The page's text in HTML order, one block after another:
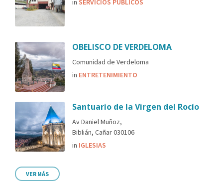
in SERVICIOS PÚBLICOS
OBELISCO DE VERDELOMA
Comunidad de Verdeloma
in ENTRETENIMIENTO
Santuario de la Virgen del Rocío
Av Daniel Muñoz,
Biblián, Cañar 030106
in IGLESIAS
VER MÁS